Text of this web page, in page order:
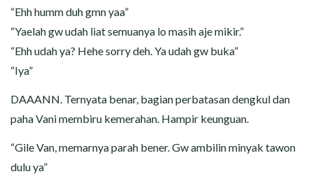
“Ehh humm duh gmn yaa”
“Yaelah gw udah liat semuanya lo masih aje mikir.”
“Ehh udah ya? Hehe sorry deh. Ya udah gw buka”
“Iya”
DAAANN. Ternyata benar, bagian perbatasan dengkul dan
paha Vani membiru kemerahan. Hampir keunguan.
“Gile Van, memarnya parah bener. Gw ambilin minyak tawon
dulu ya”